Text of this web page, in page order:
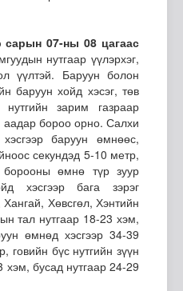
07-ны 08 цагаас
нутгаар үүлэрхэг,
үүлтэй. Баруун болон
баруун хойд хэсэг, төв
зарим газраар
аадар бороо орно. Салхи
баруун өмнөөс,
секундэд 5-10 метр,
борооны өмнө түр зуур
хэсгээр бага зэрэг
Хөвсгөл, Хэнтийн
тал нутгаар 18-23 хэм,
өмнөд хэсгээр 34-39
говийн бүс нутгийн зүүн
хэм, бусад нутгаар 24-29